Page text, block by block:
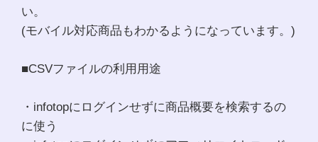
い。
(モバイル対応商品もわかるようになっています。)
■CSVファイルの利用用途
・infotopにログインせずに商品概要を検索するの
に使う